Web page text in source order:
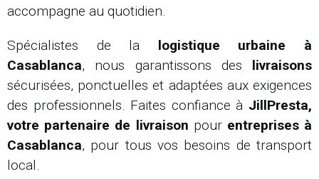
accompagne au quotidien.
Spécialistes de la logistique urbaine à
Casablanca, nous garantissons des livraisons
sécurisées, ponctuelles et adaptées aux exigences
des professionnels. Faites confiance à JillPresta,
votre partenaire de livraison pour entreprises à
Casablanca, pour tous vos besoins de transport
local.